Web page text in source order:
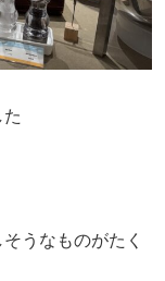
うなものがたく